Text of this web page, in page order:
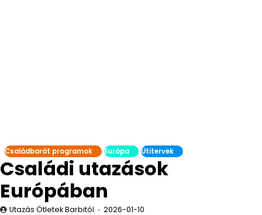
Családbarát programok Európa Útitervek
Családi utazások
Európában
Utazás Ötletek Barbitól 2026-01-10